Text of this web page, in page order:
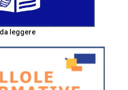
leggere